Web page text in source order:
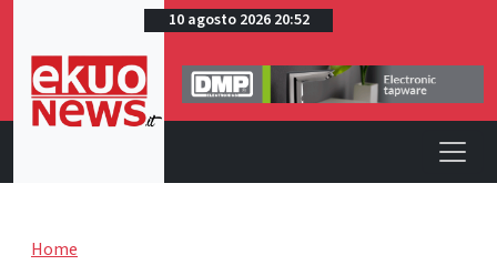
10 agosto 2026 20:52
Home